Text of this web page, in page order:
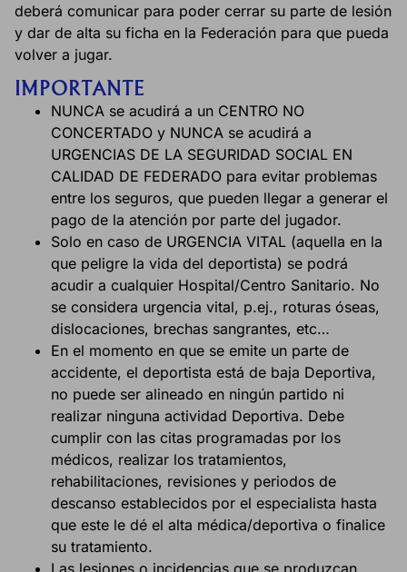
deberá comunicar para poder cerrar su parte de lesión
y dar de alta su ficha en la Federación para que pueda
volver a jugar.
IMPORTANTE
NUNCA se acudirá a un CENTRO NO
CONCERTADO y NUNCA se acudirá a
URGENCIAS DE LA SEGURIDAD SOCIAL EN
CALIDAD DE FEDERADO para evitar problemas
entre los seguros, que pueden llegar a generar el
pago de la atención por parte del jugador.
Solo en caso de URGENCIA VITAL (aquella en la
que peligre la vida del deportista) se podrá
acudir a cualquier Hospital/Centro Sanitario. No
se considera urgencia vital, p.ej., roturas óseas,
dislocaciones, brechas sangrantes, etc…
En el momento en que se emite un parte de
accidente, el deportista está de baja Deportiva,
no puede ser alineado en ningún partido ni
realizar ninguna actividad Deportiva. Debe
cumplir con las citas programadas por los
médicos, realizar los tratamientos,
rehabilitaciones, revisiones y periodos de
descanso establecidos por el especialista hasta
que este le dé el alta médica/deportiva o finalice
su tratamiento.